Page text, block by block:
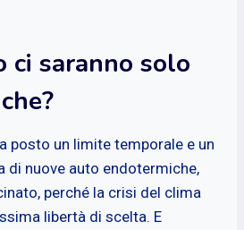
ci saranno solo
posto un limite temporale e un
di nuove auto endotermiche,
perché la crisi del clima
libertà di scelta. E